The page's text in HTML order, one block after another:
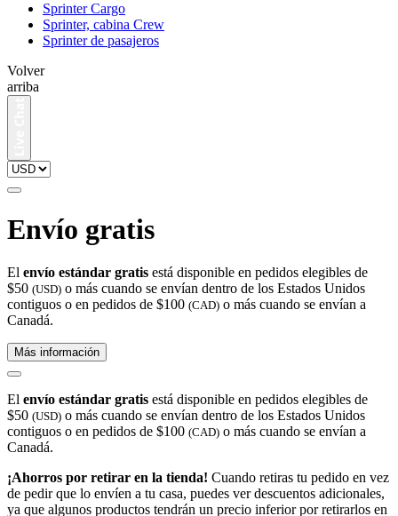
Sprinter Cargo
Sprinter, cabina Crew
Sprinter de pasajeros
Volver
arriba
Envío gratis
El envío estándar gratis está disponible en pedidos elegibles de
$50 (USD) o más cuando se envían dentro de los Estados Unidos
contiguos o en pedidos de $100 (CAD) o más cuando se envían a
Canadá.
Más información
El envío estándar gratis está disponible en pedidos elegibles de
$50 (USD) o más cuando se envían dentro de los Estados Unidos
contiguos o en pedidos de $100 (CAD) o más cuando se envían a
Canadá.
¡Ahorros por retirar en la tienda! Cuando retiras tu pedido en vez
de pedir que lo envíen a tu casa, puedes ver descuentos adicionales,
ya que algunos productos tendrán un precio inferior por retirarlos en